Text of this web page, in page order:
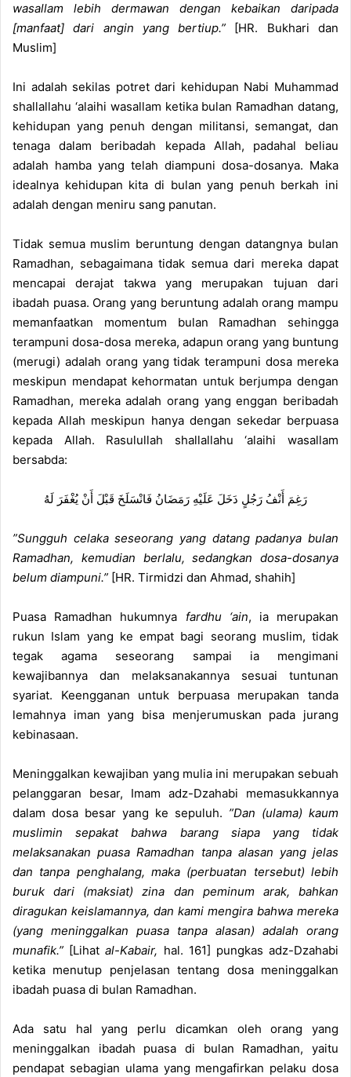
wasallam lebih dermawan dengan kebaikan daripada
[manfaat] dari angin yang bertiup.” [HR. Bukhari dan
Muslim]
Ini adalah sekilas potret dari kehidupan Nabi Muhammad
shallallahu ‘alaihi wasallam ketika bulan Ramadhan datang,
kehidupan yang penuh dengan militansi, semangat, dan
tenaga dalam beribadah kepada Allah, padahal beliau
adalah hamba yang telah diampuni dosa-dosanya. Maka
idealnya kehidupan kita di bulan yang penuh berkah ini
adalah dengan meniru sang panutan.
Tidak semua muslim beruntung dengan datangnya bulan
Ramadhan, sebagaimana tidak semua dari mereka dapat
mencapai derajat takwa yang merupakan tujuan dari
ibadah puasa. Orang yang beruntung adalah orang mampu
memanfaatkan momentum bulan Ramadhan sehingga
terampuni dosa-dosa mereka, adapun orang yang buntung
(merugi) adalah orang yang tidak terampuni dosa mereka
meskipun mendapat kehormatan untuk berjumpa dengan
Ramadhan, mereka adalah orang yang enggan beribadah
kepada Allah meskipun hanya dengan sekedar berpuasa
kepada Allah. Rasulullah shallallahu ‘alaihi wasallam
bersabda:
رَغِمَ أَنْفُ رَجُلٍ دَخَلَ عَلَيْهِ رَمَضَانُ فَانْسَلَخَ قَبْلَ أَنْ يُغْفَرَ لَهُ
”Sungguh celaka seseorang yang datang padanya bulan
Ramadhan, kemudian berlalu, sedangkan dosa-dosanya
belum diampuni.” [HR. Tirmidzi dan Ahmad, shahih]
Puasa Ramadhan hukumnya fardhu ‘ain, ia merupakan
rukun Islam yang ke empat bagi seorang muslim, tidak
tegak agama seseorang sampai ia mengimani
kewajibannya dan melaksanakannya sesuai tuntunan
syariat. Keengganan untuk berpuasa merupakan tanda
lemahnya iman yang bisa menjerumuskan pada jurang
kebinasaan.
Meninggalkan kewajiban yang mulia ini merupakan sebuah
pelanggaran besar, Imam adz-Dzahabi memasukkannya
dalam dosa besar yang ke sepuluh. ”Dan (ulama) kaum
muslimin sepakat bahwa barang siapa yang tidak
melaksanakan puasa Ramadhan tanpa alasan yang jelas
dan tanpa penghalang, maka (perbuatan tersebut) lebih
buruk dari (maksiat) zina dan peminum arak, bahkan
diragukan keislamannya, dan kami mengira bahwa mereka
(yang meninggalkan puasa tanpa alasan) adalah orang
munafik.” [Lihatal-Kabair, hal. 161] pungkas adz-Dzahabi
ketika menutup penjelasan tentang dosa meninggalkan
ibadah puasa di bulan Ramadhan.
Ada satu hal yang perlu dicamkan oleh orang yang
meninggalkan ibadah puasa di bulan Ramadhan, yaitu
pendapat sebagian ulama yang mengafirkan pelaku dosa